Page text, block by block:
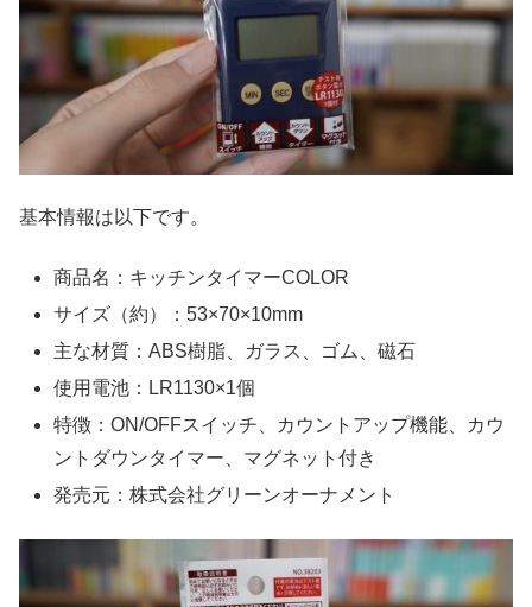
基本情報は以下です。
商品名：キッチンタイマーCOLOR
サイズ（約）：53×70×10mm
主な材質：ABS樹脂、ガラス、ゴム、磁石
使用電池：LR1130×1個
特徴：ON/OFFスイッチ、カウントアップ機能、カウ
ントダウンタイマー、マグネット付き
発売元：株式会社グリーンオーナメント